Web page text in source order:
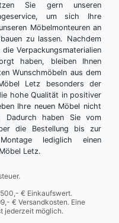
Sie gern unseren
um sich Ihre
Möbelmonteuren an
zu lassen. Nachdem
Verpackungsmaterialien
haben, bleiben Ihnen
Wunschmöbeln aus dem
Letz besonders der
hohe Qualität in positiver
Ihre neuen Möbel nicht
Dadurch haben Sie vom
die Bestellung bis zur
lediglich einen
Letz.
€ Einkaufswert.
€ Versandkosten. Eine
jederzeit möglich.